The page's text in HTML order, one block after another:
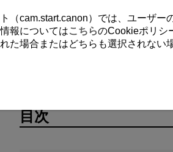
目次
（cam.start.canon）では、ユーザ
報についてはこちらのCookieポリシ
た場合またはどちらも選択されない